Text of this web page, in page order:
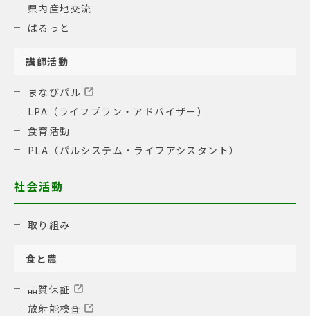
県内産地交流
ぱるっと
講師活動
まなびパル
LPA（ライフプラン・アドバイザー）
食育活動
PLA（パルシステム・ライフアシスタント）
社会活動
取り組み
食と農
品質保証
放射能検査